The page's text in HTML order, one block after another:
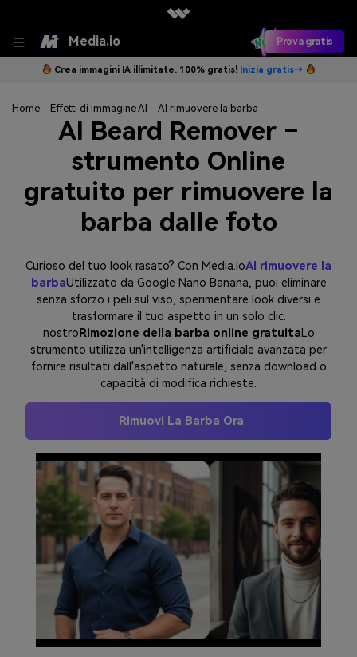
Media.io Prova gratis
Crea immagini IA illimitate. 100% gratis! Inizia gratis→
Home Effetti di immagine AI AI rimuovere la barba
AI Beard Remover –
strumento Online
gratuito per rimuovere la
barba dalle foto
Curioso del tuo look rasato? Con Media.ioAI rimuovere la
barbaUtilizzato da Google Nano Banana, puoi eliminare
senza sforzo i peli sul viso, sperimentare look diversi e
trasformare il tuo aspetto in un solo clic.
nostro Rimozione della barba online gratuitaLo
strumento utilizza un'intelligenza artificiale avanzata per
fornire risultati dall'aspetto naturale, senza download o
capacità di modifica richieste.
Rimuovi La Barba Ora